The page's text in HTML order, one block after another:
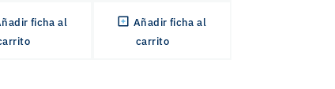
ficha al
Añadir ficha al
carrito